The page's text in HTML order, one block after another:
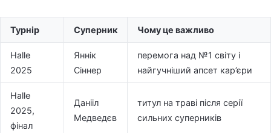
Турнір Суперник Чому це важливо
Halle
2025
Яннік
Сіннер
перемога над №1 світу і
найгучніший апсет кар’єри
Halle
2025,
фінал
Данііл
Медведєв
титул на траві після серії
сильних суперників